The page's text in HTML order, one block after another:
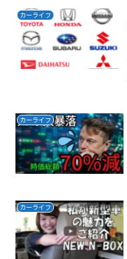
カーライフ
カーライフ
カーライフ